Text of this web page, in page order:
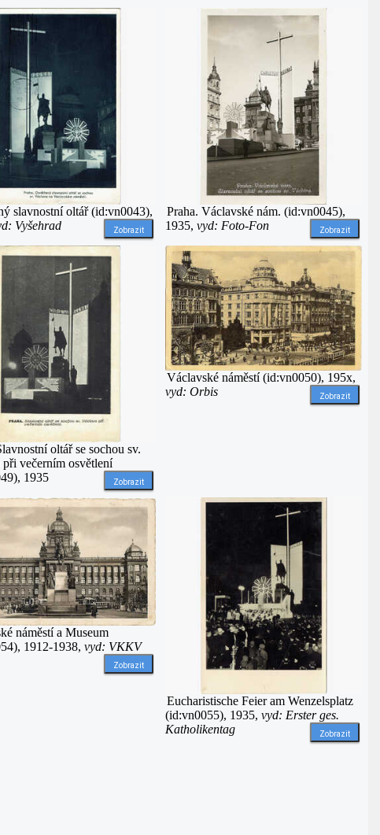
slavnostní oltář (id:vn0043),
Vyšehrad Zobrazit
Praha. Václavské nám. (id:vn0045),
1935, vyd: Foto-Fon Zobrazit
oltář se sochou sv.
večerním osvětlení
1935
Zobrazit
Václavské náměstí (id:vn0050), 195x,
vyd: Orbis
Zobrazit
náměstí a Museum
1912-1938, vyd: VKKV
Zobrazit
Eucharistische Feier am Wenzelsplatz
(id:vn0055), 1935, vyd: Erster ges.
Katholikentag
Zobrazit